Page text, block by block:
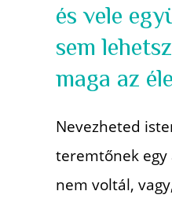
és vele
sem
maga az
Nevezheted
teremtőnek egy
nem voltál,